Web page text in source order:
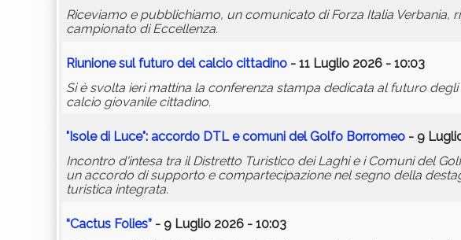
Riceviamo e pubblichiamo, un comunicato di Forza Italia Verbania,
campionato di Eccellenza.
Riunione sul futuro del calcio cittadino - 11 Luglio 2026 - 10:03
Si è svolta ieri mattina la conferenza stampa dedicata al futuro
calcio giovanile cittadino.
"Isole di Luce": accordo DTL e comuni del Golfo Borromeo - 9
Incontro d'intesa tra il Distretto Turistico dei Laghi e i Comuni del
un accordo di supporto e compartecipazione nel segno della
turistica integrata.
“Cactus Folies” - 9 Luglio 2026 - 10:03